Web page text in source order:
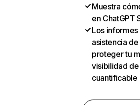
Muestra
en ChatGPT
Los
asistencia
proteger tu
visibilidad
cuantificable